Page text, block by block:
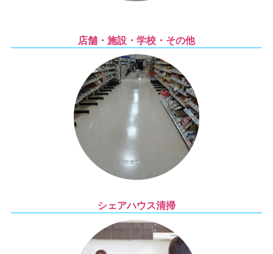
店舗・施設・学校・その他
シェアハウス清掃